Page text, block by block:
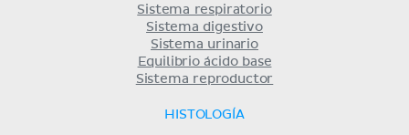
Sistema respiratorio
Sistema digestivo
Sistema urinario
Equilibrio ácido base
Sistema reproductor
HISTOLOGÍA